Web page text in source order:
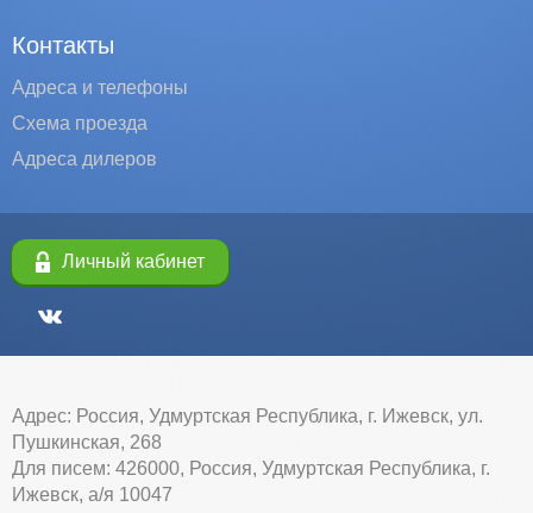
Контакты
Адреса и телефоны
Схема проезда
Адреса дилеров
Личный кабинет
Адрес: Россия, Удмуртская Республика, г. Ижевск, ул.
Пушкинская, 268
Для писем: 426000, Россия, Удмуртская Республика, г.
Ижевск, а/я 10047